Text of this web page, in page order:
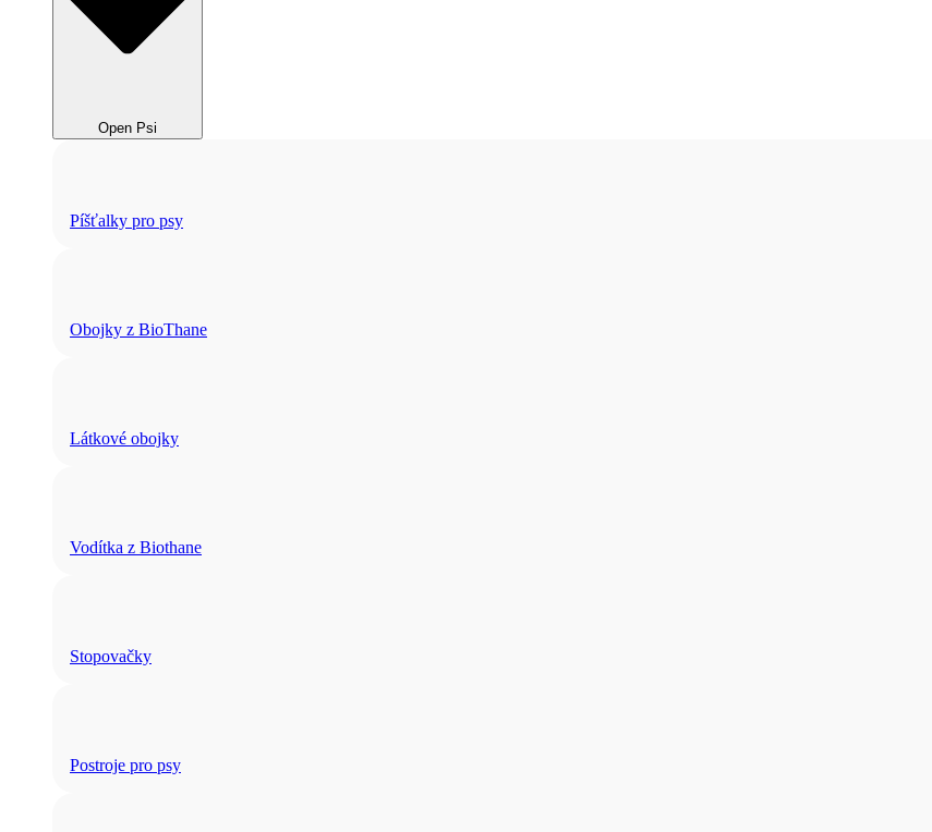
Open Psi
Píšťalky pro psy
Obojky z BioThane
Látkové obojky
Vodítka z Biothane
Stopovačky
Postroje pro psy